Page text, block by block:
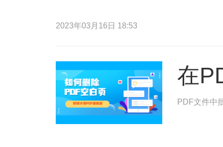
2023年03月16日 18:53
在
PDF文件中